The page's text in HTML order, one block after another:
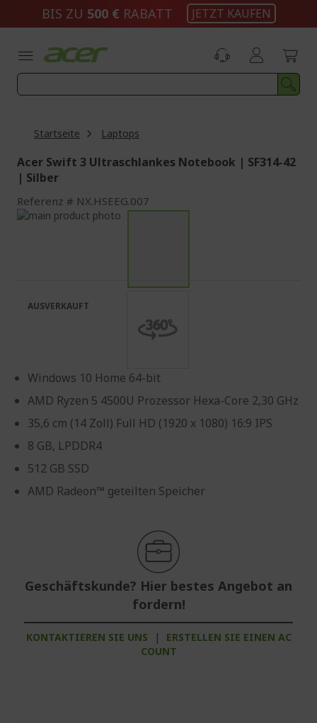
BIS ZU 500 € RABATT JETZT KAUFEN
Startseite Laptops
Acer Swift 3 Ultraschlankes Notebook | SF314-42
| Silber
Referenz NX.HSEEG.007
Zum
Windows 10 Home 64-bit
AMD Ryzen 5 4500U Prozessor Hexa-Core 2,30 GHz
35,6 cm (14 Zoll) Full HD (1920 x 1080) 16:9 IPS
8 GB, LPDDR4
512 GB SSD
AMD Radeon™ geteilten Speicher
Geschäftskunde? Hier bestes Angebot an
fordern!
KONTAKTIEREN SIE UNS |
ERSTELLEN SIE EINEN AC
COUNT
AUSVERKAUFT